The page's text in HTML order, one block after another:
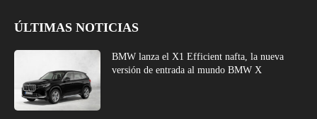
ÚLTIMAS NOTICIAS
BMW lanza el X1 Efficient nafta, la nueva
versión de entrada al mundo BMW X